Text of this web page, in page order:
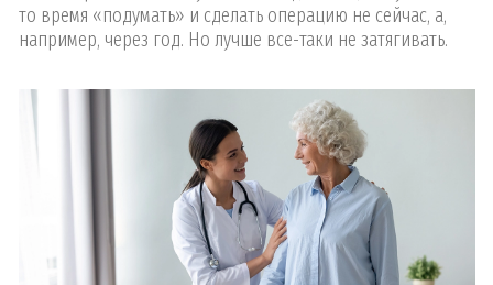
то время «подумать» и сделать операцию не сейчас, а,
например, через год. Но лучше все-таки не затягивать.